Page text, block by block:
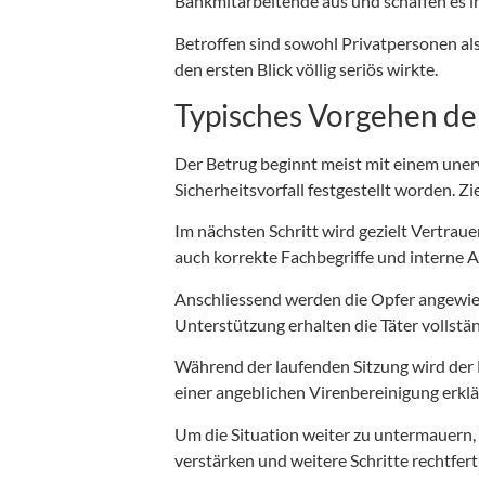
Betroffen sind sowohl Privatpersonen
den ersten Blick völlig seriös wirkte.
Typisches Vorgehen
Der Betrug beginnt meist mit einem
Sicherheitsvorfall festgestellt worden.
Im nächsten Schritt wird gezielt
auch korrekte Fachbegriffe und interne
Anschliessend werden die Opfer
Unterstützung erhalten die Täter
Während der laufenden Sitzung wird
einer angeblichen Virenbereinigung
Um die Situation weiter zu
verstärken und weitere Schritte